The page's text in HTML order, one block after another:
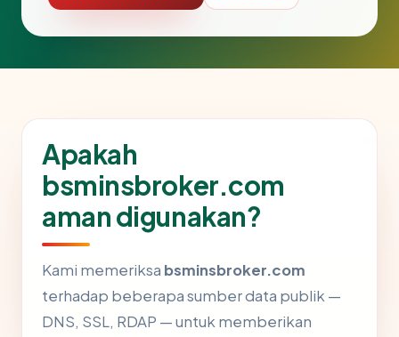
Apakah
bsminsbroker.com
aman digunakan?
Kami memeriksa bsminsbroker.com
terhadap beberapa sumber data publik —
DNS, SSL, RDAP — untuk memberikan